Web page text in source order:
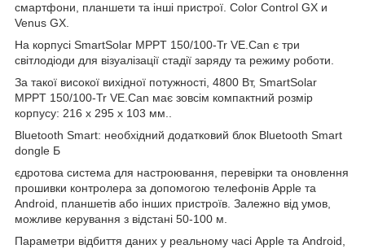
смартфони, планшети та інші пристрої. Color Control GX и
Venus GX.
На корпусі SmartSolar MPPT 150/100-Tr VE.Can є три
світлодіоди для візуалізації стадії заряду та режиму роботи.
За такої високої вихідної потужності, 4800 Вт, SmartSolar
MPPT 150/100-Tr VE.Can має зовсім компактний розмір
корпусу: 216 x 295 x 103 мм..
Bluetooth Smart: необхідний додатковий блок Bluetooth Smart
dongle Б
єдротова система для настроювання, перевірки та оновлення
прошивки контролера за допомогою телефонів Apple та
Android, планшетів або інших пристроїв. Залежно від умов,
можливе керування з відстані 50-100 м.
Параметри відбиття даних у реальному часі Apple та Android,